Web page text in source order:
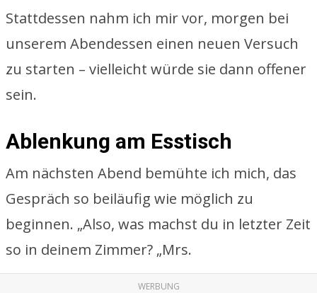
Stattdessen nahm ich mir vor, morgen bei
unserem Abendessen einen neuen Versuch
zu starten – vielleicht würde sie dann offener
sein.
Ablenkung am Esstisch
Am nächsten Abend bemühte ich mich, das
Gespräch so beiläufig wie möglich zu
beginnen. „Also, was machst du in letzter Zeit
so in deinem Zimmer? „Mrs.
WERBUNG